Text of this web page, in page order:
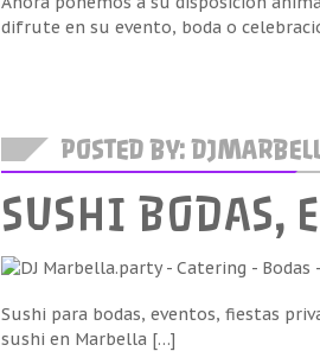
difrute en su evento, boda o
POSTED BY:
SUSHI BODAS,
Sushi para bodas, eventos, fiestas
sushi en Marbella […]